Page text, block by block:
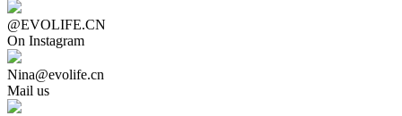
@EVOLIFE.CN
On Instagram
Nina@evolife.cn
Mail us